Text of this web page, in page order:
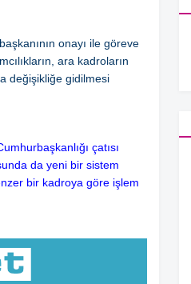
onayı ile göreve
ara kadroların
değişikliğe gidilmesi
çatısı
da yeni bir sistem
bir kadroya göre işlem